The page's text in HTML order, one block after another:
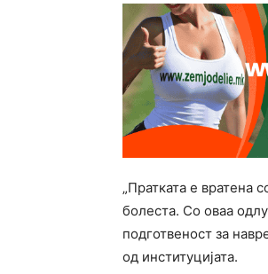
„Пратката е вратена
болеста. Со оваа
подготвеност за
од институцијата.